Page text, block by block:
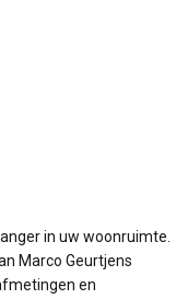
in uw woonruimte.
Marco Geurtjens
en